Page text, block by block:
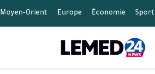
Moyen-Orient Europe Économie Sport